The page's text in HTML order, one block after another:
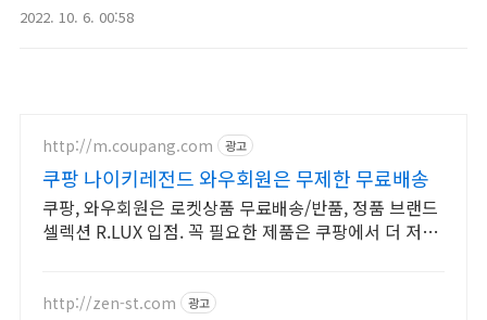
2022. 10. 6. 00:58
http://m.coupang.com 광고
쿠팡 나이키레전드 와우회원은 무제한 무료배송
쿠팡, 와우회원은 로켓상품 무료배송/반품, 정품 브랜드
셀렉션 R.LUX 입점. 꼭 필요한 제품은 쿠팡에서 더 저렴
http://zen-st.com 광고